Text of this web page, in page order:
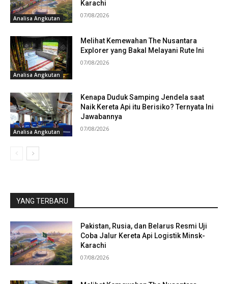
Analisa Angkutan
Karachi
07/08/2026
Analisa Angkutan
Melihat Kemewahan The Nusantara
Explorer yang Bakal Melayani Rute Ini
07/08/2026
Analisa Angkutan
Kenapa Duduk Samping Jendela saat
Naik Kereta Api itu Berisiko? Ternyata Ini
Jawabannya
07/08/2026
YANG TERBARU
Pakistan, Rusia, dan Belarus Resmi Uji
Coba Jalur Kereta Api Logistik Minsk-
Karachi
07/08/2026